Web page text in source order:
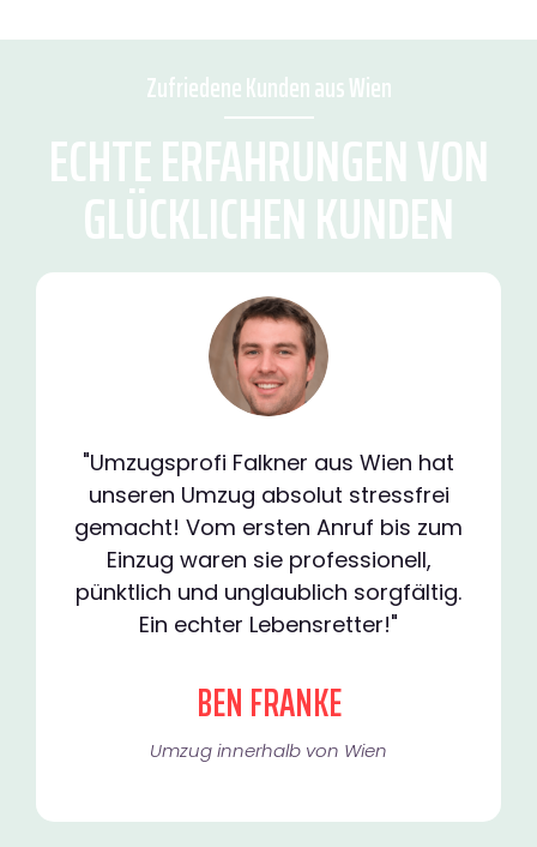
Zufriedene Kunden aus Wien
ECHTE ERFAHRUNGEN VON
GLÜCKLICHEN KUNDEN
"Umzugsprofi Falkner aus Wien hat
unseren Umzug absolut stressfrei
gemacht! Vom ersten Anruf bis zum
Einzug waren sie professionell,
pünktlich und unglaublich sorgfältig.
Ein echter Lebensretter!"
BEN FRANKE
Umzug innerhalb von Wien​